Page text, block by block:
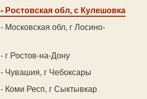
- Ростовская обл, с Кулешовка
- Московская обл, г Лосино-
- г Ростов-на-Дону
- Чувашия, г Чебоксары
- Коми Респ, г Сыктывкар